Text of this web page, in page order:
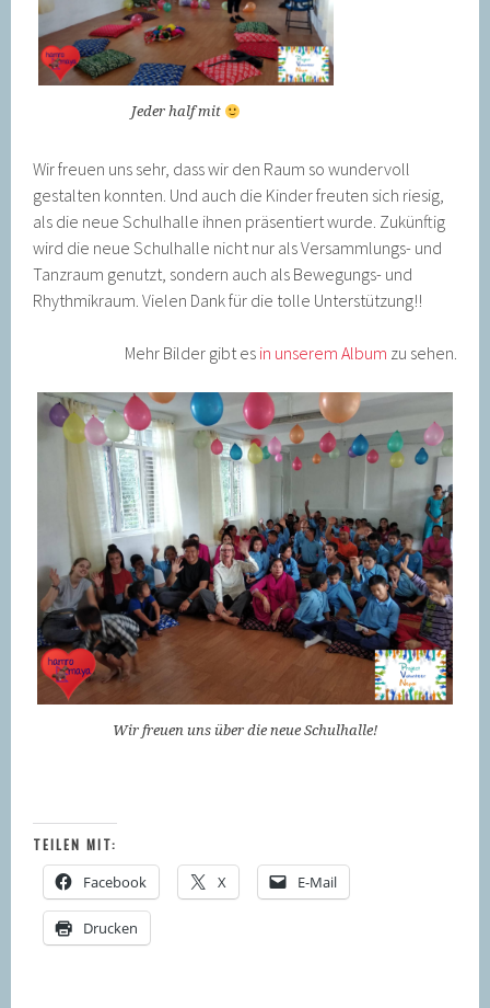
Jeder half mit
Wir freuen uns sehr, dass wir den Raum so wundervoll
gestalten konnten. Und auch die Kinder freuten sich riesig,
als die neue Schulhalle ihnen präsentiert wurde. Zukünftig
wird die neue Schulhalle nicht nur als Versammlungs- und
Tanzraum genutzt, sondern auch als Bewegungs- und
Rhythmikraum. Vielen Dank für die tolle Unterstützung!!
Mehr Bilder gibt es in unserem Album zu sehen.
Wir freuen uns über die neue Schulhalle!
TEILEN MIT:
Facebook X E-Mail
Drucken